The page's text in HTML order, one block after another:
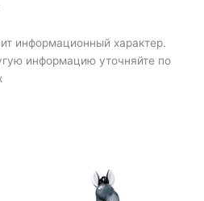
информационный характер.
информацию уточняйте по